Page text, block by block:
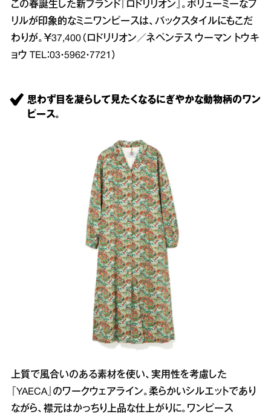
この春誕生した新ブランド『ロドリリオン』。ボリューミーなフ
リルが印象的なミニワンピースは、バックスタイルにもこだ
わりが。￥37,400（ロドリリオン／ネペンテス ウーマン トウキ
ョウ TEL：03・5962・7721）
思わず目を凝らして見たくなるにぎやかな動物柄のワン
ピース。
上質で風合いのある素材を使い、実用性を考慮した
『YAECA』のワークウェアライン。柔らかいシルエットであり
ながら、襟元はかっちり上品な仕上がりに。ワンピース